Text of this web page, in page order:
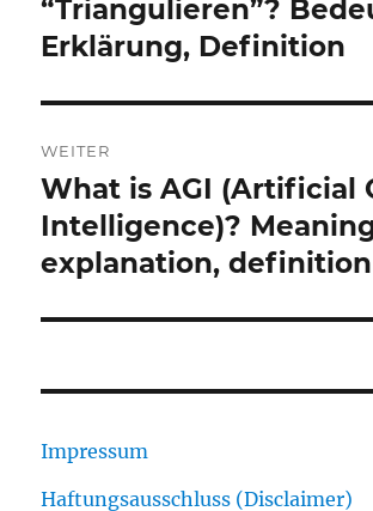
“Triangulieren”?
Erklärung, Definition
WEITER
Nächster
Beitrag:
What is AGI (Artificial
Intelligence)?
explanation, definition
Impressum
Haftungsausschluss (Disclaimer)